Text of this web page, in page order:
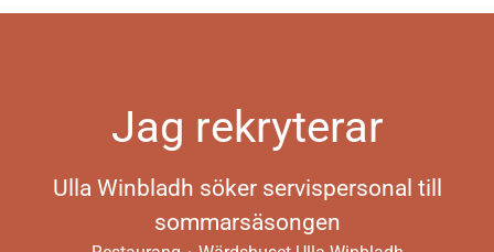
Jag rekryterar
Ulla Winbladh söker servispersonal till
sommarsäsongen